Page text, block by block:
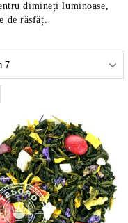
dimineți luminoase,
de răsfăț.